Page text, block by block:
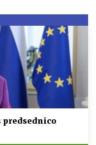
predsednico